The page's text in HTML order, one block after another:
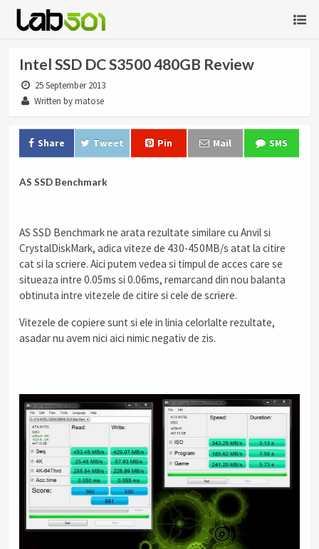
Intel SSD DC S3500 480GB Review
25 September 2013
Written by matose
Share Tweet Pin Mail SMS
AS SSD Benchmark
AS SSD Benchmark ne arata rezultate similare cu Anvil si
CrystalDiskMark, adica viteze de 430-450MB/s atat la citire
cat si la scriere. Aici putem vedea si timpul de acces care se
situeaza intre 0.05ms si 0.06ms, remarcand din nou balanta
obtinuta intre vitezele de citire si cele de scriere.
Vitezele de copiere sunt si ele in linia celorlalte rezultate,
asadar nu avem nici aici nimic negativ de zis.